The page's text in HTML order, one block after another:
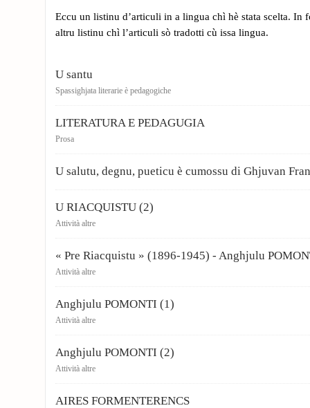
Eccu un listinu d’articuli in a lingua chì hè stata scelta. In
altru listinu chì l’articuli sò tradotti cù issa lingua.
U santu
Spassighjata literarie è pedagogiche
LITERATURA E PEDAGUGIA
Prosa
U salutu, degnu, pueticu è cumossu di Ghjuvan
U RIACQUISTU (2)
Attività altre
« Pre Riacquistu » (1896-1945) - Anghjulu
Attività altre
Anghjulu POMONTI (1)
Attività altre
Anghjulu POMONTI (2)
Attività altre
AIRES FORMENTERENCS